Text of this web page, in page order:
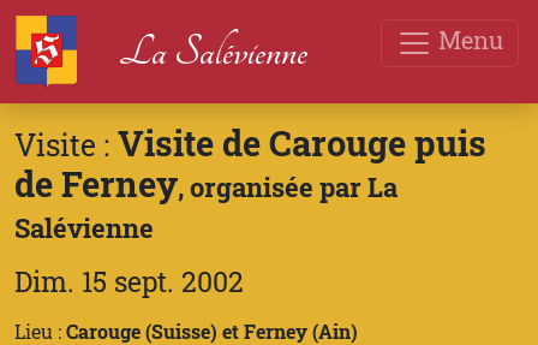
Menu
La Salévienne
Visite : Visite de Carouge puis
de Ferney, organisée par La
Salévienne
Dim. 15 sept. 2002
Lieu :Carouge (Suisse) et Ferney (Ain)